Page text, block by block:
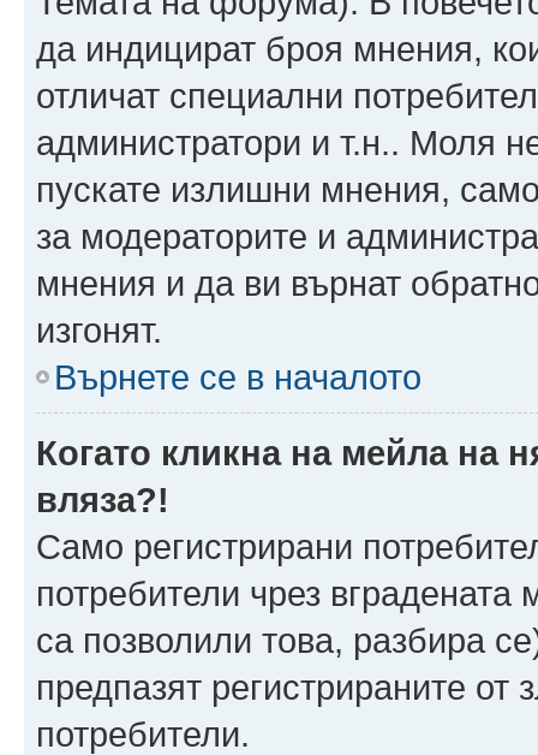
да индицират броя мнения,
отличат специални
администратори и т.н.. Моля
пускате излишни мнения,
за модераторите и
мнения и да ви върнат
изгонят.
Върнете се в началото
Когато кликна на мейла на
вляза?!
Само регистрирани
потребители чрез
са позволили това, разбира
предпазят регистрираните от
потребители.